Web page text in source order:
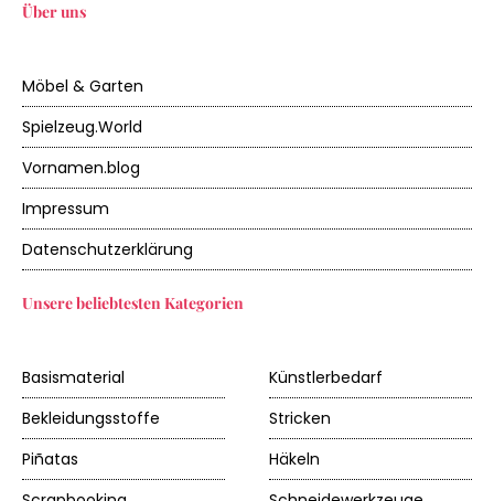
Über uns
Möbel & Garten
Spielzeug.World
Vornamen.blog
Impressum
Datenschutzerklärung
Unsere beliebtesten Kategorien
Basismaterial
Künstlerbedarf
Bekleidungsstoffe
Stricken
Piñatas
Häkeln